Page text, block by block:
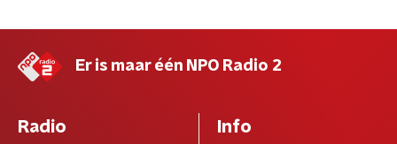
Er is maar één NPO Radio 2
Radio Info